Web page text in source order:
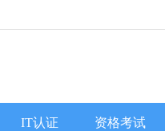
IT认证 资格考试